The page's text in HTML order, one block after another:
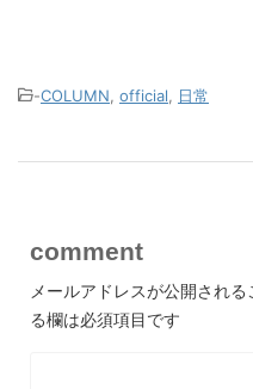
-COLUMN official 日常
comment
メールアドレスが公開される
る欄は必須項目です